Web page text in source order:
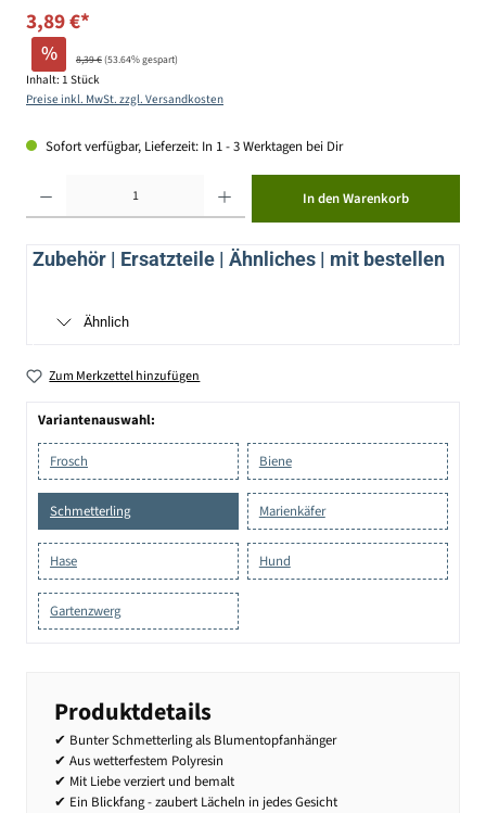
3,89 €*
% 8,39 €(53.64% gespart)
Inhalt: 1 Stück
Preise inkl. MwSt. zzgl. Versandkosten
Sofort verfügbar, Lieferzeit: In 1 - 3 Werktagen bei Dir
In den Warenkorb
Zubehör | Ersatzteile | Ähnliches | mit bestellen
Ähnlich
Zum Merkzettel hinzufügen
Variantenauswahl:
Frosch Biene
Schmetterling Marienkäfer
Hase Hund
Gartenzwerg
Produktdetails
✔ Bunter Schmetterling als Blumentopfanhänger
✔ Aus wetterfestem Polyresin
✔ Mit Liebe verziert und bemalt
✔ Ein Blickfang - zaubert Lächeln in jedes Gesicht